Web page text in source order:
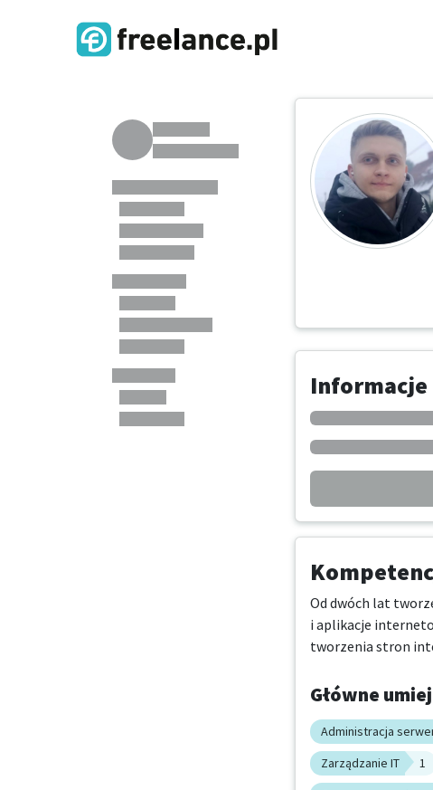
Od dwóch lat
i aplikacje
tworzenia stron
Główne
Administracja
Zarządzanie IT
1